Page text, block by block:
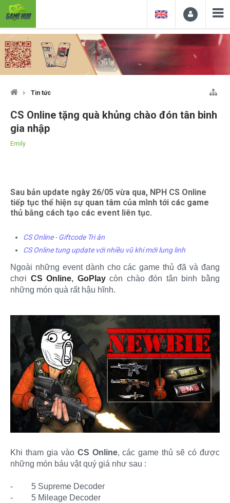
Tin tức
CS Online tặng quà khủng chào đón tân binh
gia nhập
Emily
Sau bản update ngày 26/05 vừa qua, NPH CS Online
tiếp tục thể hiện sự quan tâm của mình tới các game
thủ bằng cách tạo các event liên tục.
CS Online - Giftcode Tri ân
CS Online tung update với nhiều vũ khí mới lung linh
Ngoài những event dành cho các game thủ đã và đang
chơi CS Online, GoPlaycòn chào đón tân binh bằng
những món quà rất hậu hĩnh.
Khi tham gia vàoCS Online, các game thủ sẽ có được
những món báu vật quý giá như sau :
-
5 Supreme Decoder
-
5 Mileage Decoder